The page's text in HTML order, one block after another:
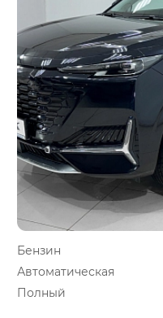
Бензин
Автоматическая
Полный